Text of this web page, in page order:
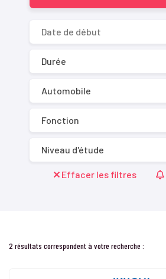
Durée
Automobile
Fonction
Niveau d'étude
Effacer les filtres
2 résultats correspondent à votre recherche :